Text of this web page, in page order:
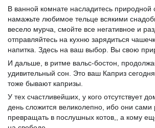
В ванной комнате насладитесь природной
намажьте любимое тельце всякими
весело мурча, смойте все негативное и
отправляйтесь на кухню зарядиться
напитка. Здесь на ваш выбор. Вы свою
И дальше, в ритме вальс-бостон,
удивительный сон. Это ваш Каприз
тоже бывают капризы.
У тех счастливейших, у кого отсутствует
день сложится великолепно, ибо они сами
превращать в послушных котов,, а кому